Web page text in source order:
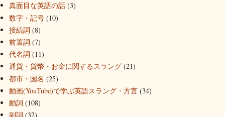
真面目な英語の話 (3)
数字・記号 (10)
接続詞 (8)
前置詞 (7)
代名詞 (11)
通貨・貨幣・お金に関するスラング (21)
都市・国名 (25)
動画(YouTube)で学ぶ英語スラング・方言 (34)
動詞 (108)
副詞 (32)